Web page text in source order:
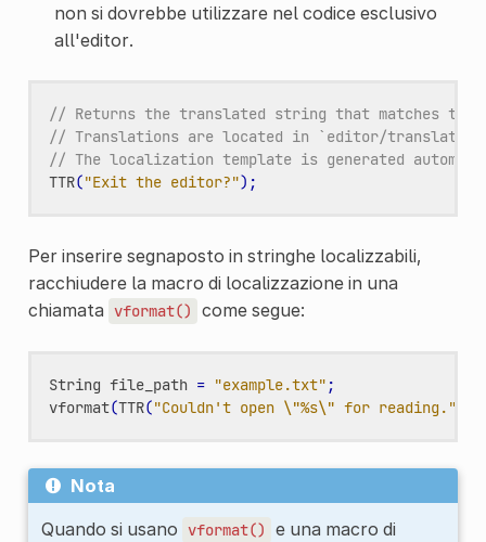
non si dovrebbe utilizzare nel codice esclusivo
all'editor.
// Returns the translated string that matches
// Translations are located in `editor/
// The localization template is generated
TTR("Exit the editor?");
Per inserire segnaposto in stringhe localizzabili,
racchiudere la macro di localizzazione in una
chiamata vformat() come segue:
String file_path = "example.txt" ;
vformat(TTR("Couldn't open \"%s\" for reading."
Nota
Quando si usano vformat()
e una macro di